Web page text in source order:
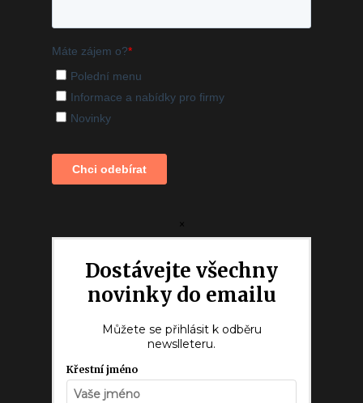
×
Dostávejte všechny
novinky do emailu
Můžete se přihlásit k odběru
newslleteru.
Křestní jméno